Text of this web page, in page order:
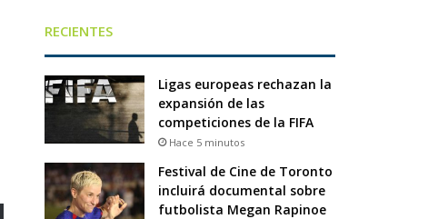
RECIENTES
Ligas europeas rechazan la
expansión de las
competiciones de la FIFA
Hace 5 minutos
Festival de Cine de Toronto
incluirá documental sobre
futbolista Megan Rapinoe